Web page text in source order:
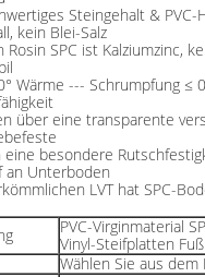
Steingehalt &
kein Blei-Salz
SPC ist Kalziumzinc,
Wärme --- Schrumpfung ≤
über eine transparente
eine besondere
an Unterboden
LVT hat SPC-
PVC-Virginmaterial
Vinyl-Steifplatten
Wählen Sie aus